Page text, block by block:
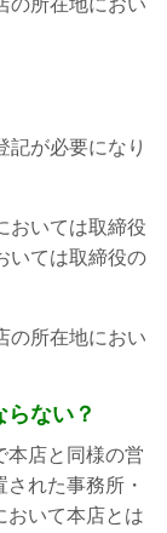
記が必要になり
おいては取締役
いては取締役の
の所在地におい
らない？
本店と同様の営
れた事務所・
おいて本店とは